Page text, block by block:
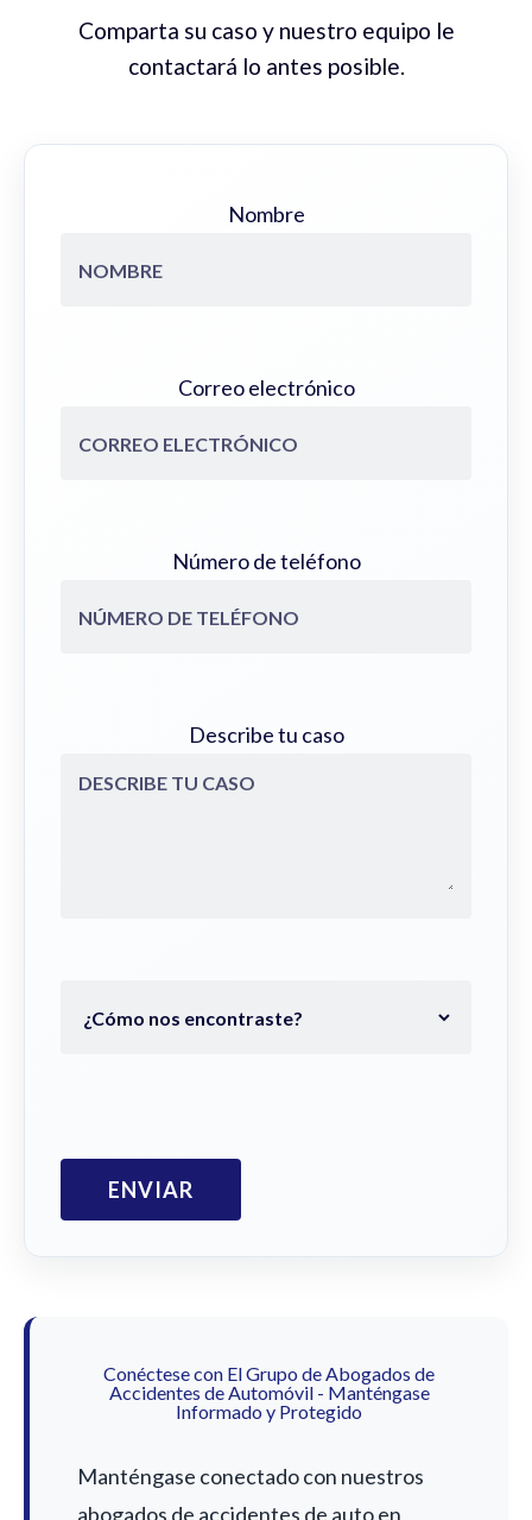
Comparta su caso y nuestro equipo le
contactará lo antes posible.
Nombre
Correo electrónico
Número de teléfono
Describe tu caso
Conéctese con El Grupo de Abogados de
Accidentes de Automóvil - Manténgase
Informado y Protegido
Manténgase conectado con nuestros
abogados de accidentes de auto en